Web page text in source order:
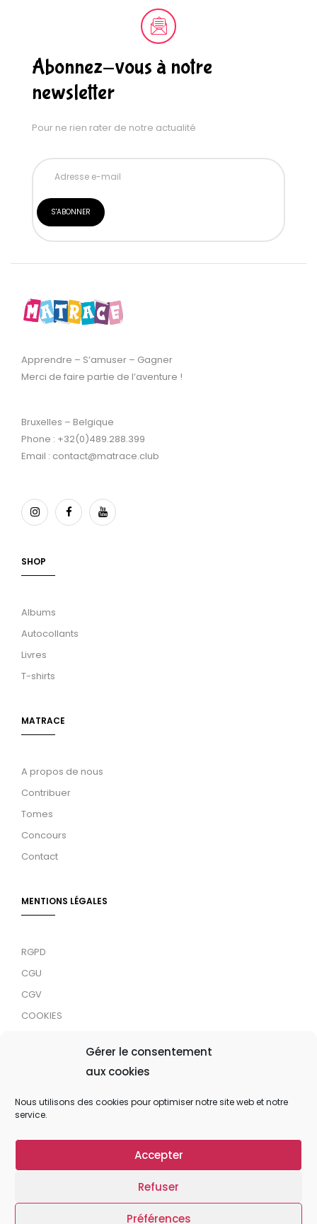
Gérer le consentement
aux cookies
Nous utilisons des cookies pour optimiser notre site web et notre
service.
Accepter
Refuser
Préférences
Abonnez-vous à notre
newsletter
Pour ne rien rater de notre actualité
Apprendre – S’amuser – Gagner
Merci de faire partie de l’aventure !
Bruxelles – Belgique
Phone : +32(0)489.288.399
Email : contact@matrace.club
SHOP
Albums
Autocollants
Livres
T-shirts
MATRACE
A propos de nous
Contribuer
Tomes
Concours
Contact
MENTIONS LÉGALES
RGPD
CGU
CGV
COOKIES